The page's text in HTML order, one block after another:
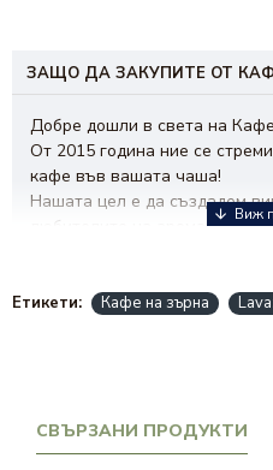
ЗАЩО ДА ЗАКУПИТЕ ОТ
Добре дошли в света на
От 2015 година ние се
кафе във вашата чаша!
Нашата цел е да създадем
любителите на ароматната
Визията ни е да бъдем водещ
намерите богато
Етикети: Кафе на зърна
СВЪРЗАНИ ПРОДУКТИ